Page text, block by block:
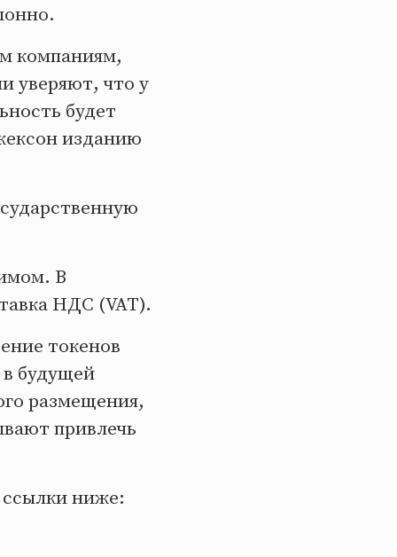
компаниям,
уверяют, что у
будет
изданию
В
НДС (VAT).
токенов
будущей
размещения,
привлечь
ниже: